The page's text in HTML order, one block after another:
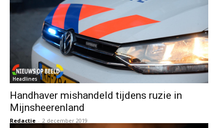
Headlines
Handhaver mishandeld tijdens ruzie in
Mijnsheerenland
Redactie - 2 december 2019